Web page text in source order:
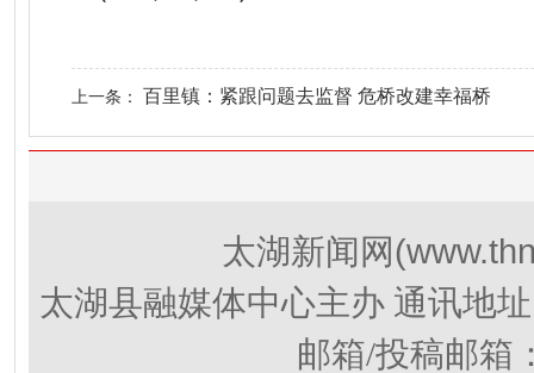
上一条： 百里镇：紧跟问题去监督 危桥改建幸福桥
太湖新闻网
太湖县融媒体中心主办 通讯地
邮箱/投稿邮箱